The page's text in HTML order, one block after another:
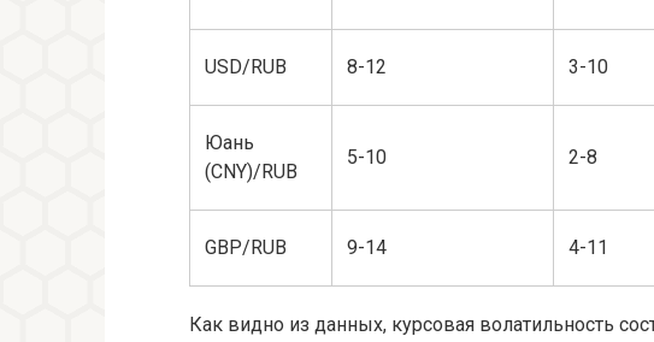
USD/RUB 8-12 3-10
Юань
(CNY)/RUB
5-10 2-8
GBP/RUB 9-14 4-11
Как видно из данных, курсовая волатильность